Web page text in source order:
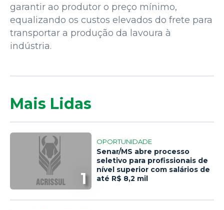
garantir ao produtor o preço mínimo,
equalizando os custos elevados do frete para
transportar a produção da lavoura à
indústria.
Mais Lidas
1
OPORTUNIDADE
Senar/MS abre processo
seletivo para profissionais de
nível superior com salários de
até R$ 8,2 mil